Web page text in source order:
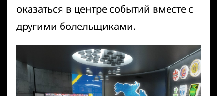
оказаться в центре событий вместе с
другими болельщиками.